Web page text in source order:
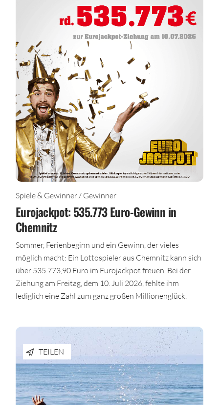
Spiele & Gewinner / Gewinner
Eurojackpot: 535.773 Euro-Gewinn in
Chemnitz
Sommer, Ferienbeginn und ein Gewinn, der vieles
möglich macht: Ein Lottospieler aus Chemnitz kann sich
über 535.773,90 Euro im Eurojackpot freuen. Bei der
Ziehung am Freitag, dem 10. Juli 2026, fehlte ihm
lediglich eine Zahl zum ganz großen Millionenglück.
TEILEN